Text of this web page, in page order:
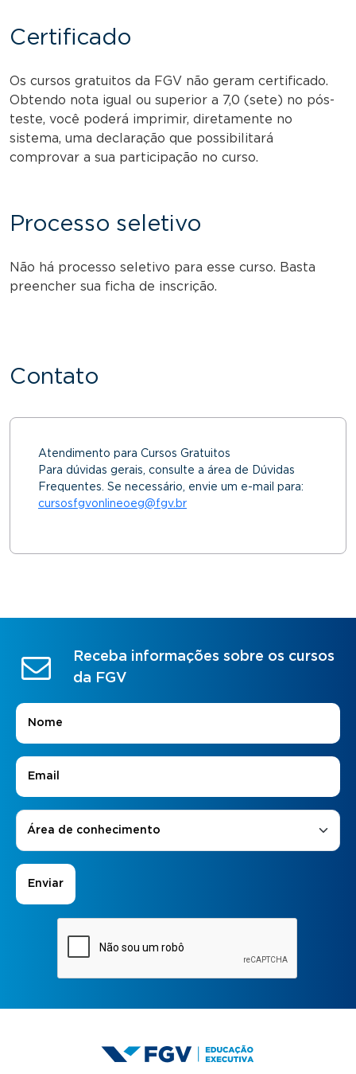
Certificado
Os cursos gratuitos da FGV não geram certificado.
Obtendo nota igual ou superior a 7,0 (sete) no pós-
teste, você poderá imprimir, diretamente no
sistema, uma declaração que possibilitará
comprovar a sua participação no curso.
Processo seletivo
Não há processo seletivo para esse curso. Basta
preencher sua ficha de inscrição.
Contato
Atendimento para Cursos Gratuitos
Para dúvidas gerais, consulte a área de Dúvidas
Frequentes. Se necessário, envie um e-mail para:
cursosfgvonlineoeg@fgv.br
Receba informações sobre os cursos
da FGV
Nome
E-mail
Áreas de Interesse
Área de conhecimento